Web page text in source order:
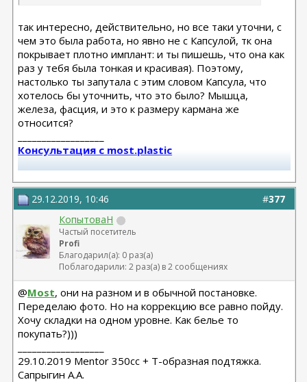
так интересно, действительно, но все таки уточни, с
чем это была работа, но явно не с Капсулой, тк она
покрывает плотно имплант: и ты пишешь, что она как
раз у тебя была тонкая и красивая). Поэтому,
настолько ты запутала с этим словом Капсула, что
хотелось бы уточнить, что это было? Мышца,
железа, фасция, и это к размеру кармана же
относится?
Консультация с most.plastic
11.24 смас+эндо лба Барсегян Овсеп
+ липофилинг кистей рук Джимиев Мулдар (в одну оп)
Замена Мотива Эрго 475сс деми 20.03.23 Арамян
Левон,
коррекция складки 04.24 + коррекция липофилингом
Липофилинг лица + нити 10.2022 - Андрющенко
Олеся - оказалась сожжена платизма и нити стояли
там где нельзя
Рино 2020 - Константинов Бадри,
Миниабдо + грыжа 2019 - Малкаров
#377
29.12.2019, 10:46
КопытоваН
Частый посетитель
Profi
Благодарил(а): 0 раз(а)
Поблагодарили: 2 раз(а) в 2 сообщениях
@Most, они на разном и в обычной постановке.
Переделаю фото. Но на коррекцию все равно пойду.
Хочу складки на одном уровне. Как белье то
покупать?)))
29.10.2019 Mentor 350cc + Т-образная подтяжка.
Сапрыгин А.А.